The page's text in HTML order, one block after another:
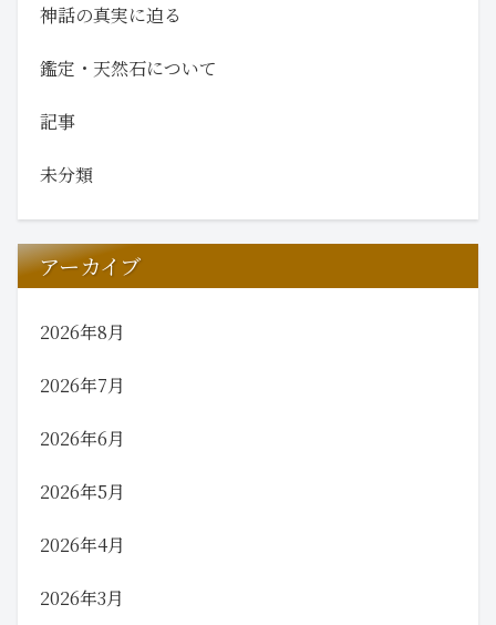
神話の真実に迫る
鑑定・天然石について
記事
未分類
アーカイブ
2026年8月
2026年7月
2026年6月
2026年5月
2026年4月
2026年3月